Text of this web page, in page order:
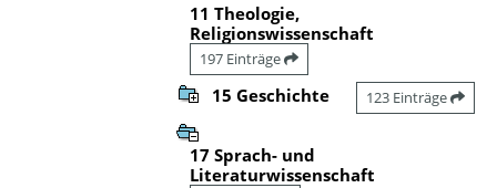
11 Theologie,
Religionswissenschaft
197 Einträge
15 Geschichte 123 Einträge
17 Sprach- und
Literaturwissenschaft